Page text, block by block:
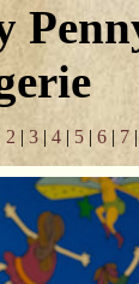
2 | 3 | 4 | 5 | 6 | 7